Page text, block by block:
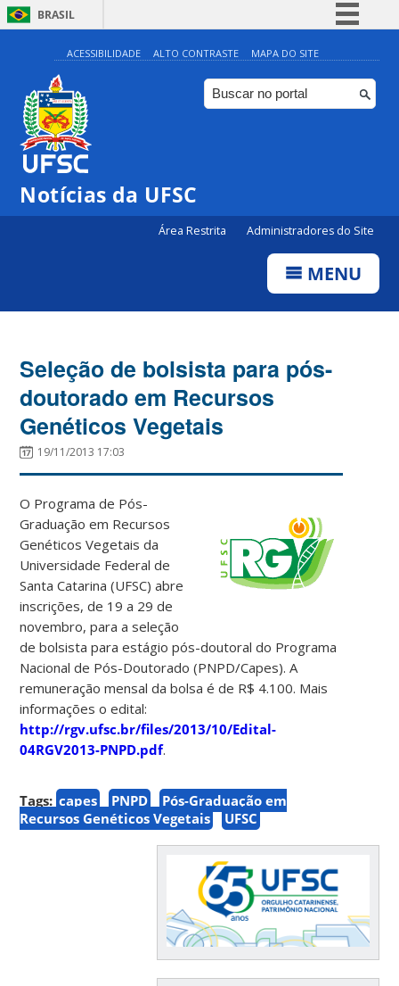
BRASIL
Simplifique!
Comunica BR
Participe
ACESSIBILIDADE ALTO CONTRASTE MAPA DO SITE
Notícias da UFSC
Área Restrita Administradores do Site
MENU
Seleção de bolsista para pós-
doutorado em Recursos
Genéticos Vegetais
19/11/2013 17:03
O Programa de Pós-
Graduação em Recursos
Genéticos Vegetais da
Universidade Federal de
Santa Catarina (UFSC) abre
inscrições, de 19 a 29 de
novembro, para a seleção
de bolsista para estágio pós-doutoral do Programa
Nacional de Pós-Doutorado (PNPD/Capes). A
remuneração mensal da bolsa é de R$ 4.100. Mais
informações o edital:
http://rgv.ufsc.br/files/2013/10/Edital-
04RGV2013-PNPD.pdf.
Tags: capes PNPD
Pós-Graduação em
Recursos Genéticos Vegetais
UFSC